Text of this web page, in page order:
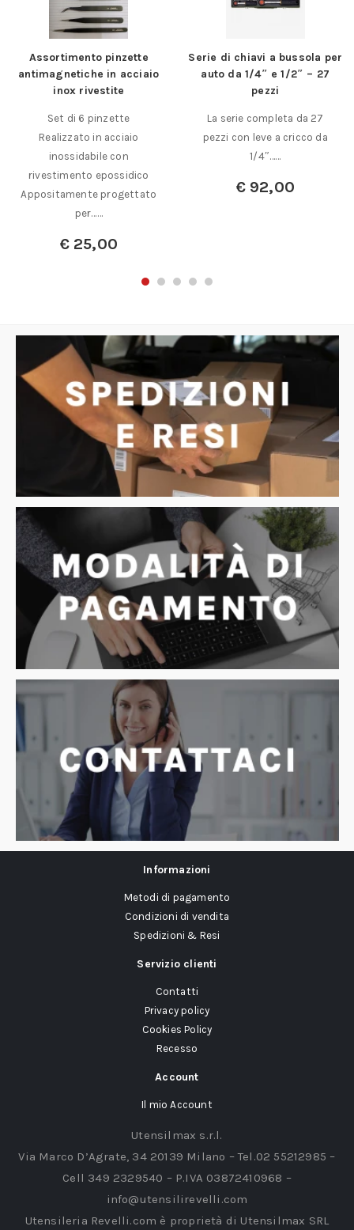
Serie di chiavi a bussola per
auto da 1/4″ e 1/2″ – 27
pezzi
La serie completa da 27
pezzi con leve a cricco da
1/4″……
92,00
Pinza per anelli di fermo
INTERNI a 90°Gedore
90° esecuzione
PROFESSIONALE MARCA
GEDORE in acciaio……
A partire da:€
Informazioni
Metodi di pagamento
Condizioni di vendita
Spedizioni & Resi
Servizio clienti
Contatti
Privacy policy
Cookies Policy
Recesso
Account
Il mio Account
Utensilmax s.r.l.
Via Marco D’Agrate, 34 20139 Milano – Tel.02 55212985 –
Cell 349 2329540 – P.IVA 03872410968 –
info@utensilirevelli.com
Utensileria Revelli.com è proprietà di Utensilmax SRL